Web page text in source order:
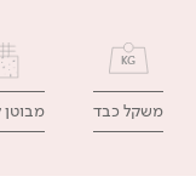
משקל כבד מבוטן